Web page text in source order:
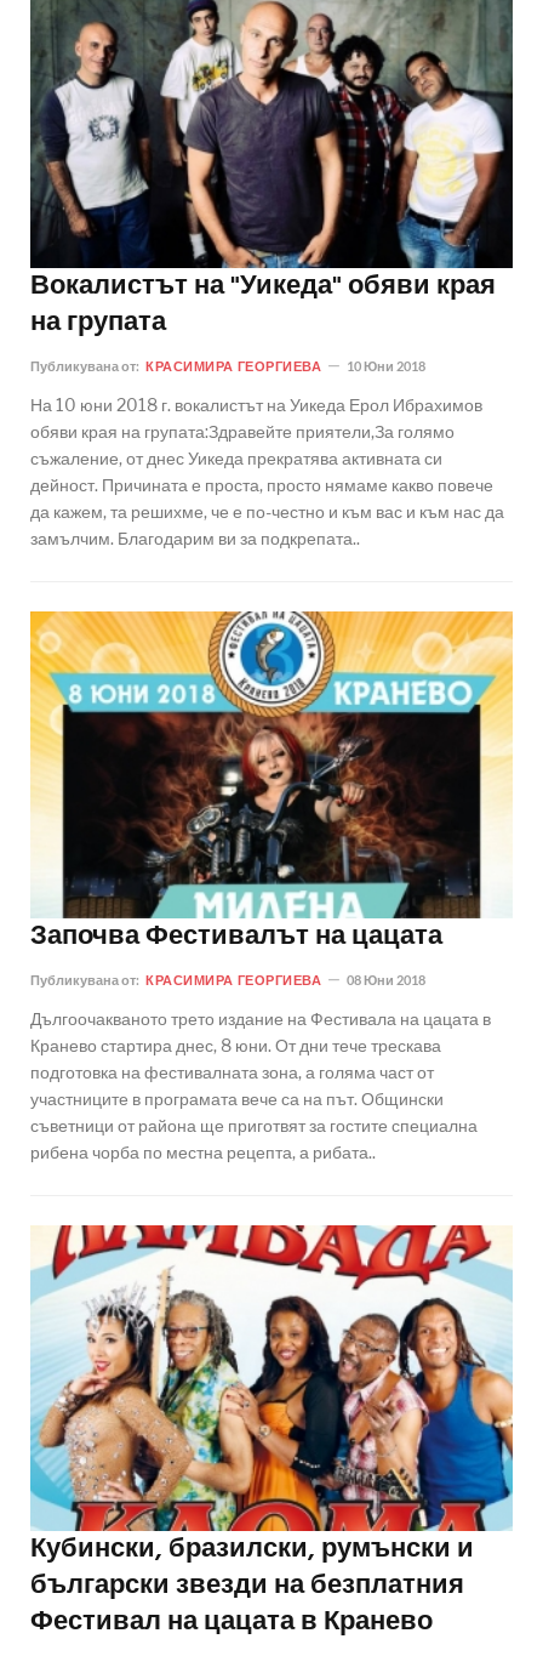
Вокалистът на "Уикеда" обяви края
на групата
Публикувана от: КРАСИМИРА ГЕОРГИЕВА 10 Юни 2018
На 10 юни 2018 г. вокалистът на Уикеда Ерол Ибрахимов
обяви края на групата:Здравейте приятели,За голямо
съжаление, от днес Уикеда прекратява активната си
дейност. Причината е проста, просто нямаме какво повече
да кажем, та решихме, че е по-честно и към вас и към нас да
замълчим. Благодарим ви за подкрепата..
Започва Фестивалът на цацата
Публикувана от: КРАСИМИРА ГЕОРГИЕВА 08 Юни 2018
Дългоочакваното трето издание на Фестивала на цацата в
Кранево стартира днес, 8 юни. От дни тече трескава
подготовка на фестивалната зона, а голяма част от
участниците в програмата вече са на път. Общински
съветници от района ще приготвят за гостите специална
рибена чорба по местна рецепта, а рибата..
Кубински, бразилски, румънски и
български звезди на безплатния
Фестивал на цацата в Кранево